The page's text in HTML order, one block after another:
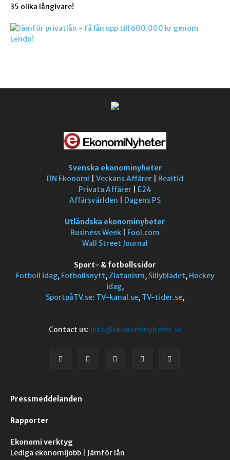
35 olika långivare!
Svenska ekonominyheter
DN Ekonomi
Veckans Affärer
Realtid
Privata Affärer
E24
Affärsvärlden
Dagens PS
Utländska ekonominyheter
Business Week
Fool.com
Wall Street Journal
Sport- & fotbollssidor
Fotboll idag, Fotbollsnytt,Zlatanism, Sillybladet, Hockey
idag,
SportpåTV.se: TV-kanal.se, TV-tider.se,
Contact us: info@ekonominyheter.se
Pressmeddelanden
Rapporter
Ekonomi verktyg
Lediga ekonomijobb
Jämför lån